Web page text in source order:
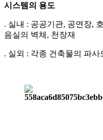
시스템의 용도
. 실내 : 공공기관, 공연장,
음실의 벽체, 천장재
. 실외 : 각종 건축물의 파사